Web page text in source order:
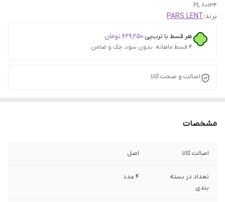
PL 80134
برند:PARS LENT
هر قسط با ترب‌پی:۶۲۹٬۲۵۰ تومان
۴ قسط ماهانه. بدون سود، چک و ضامن.
اصالت و صحت کالا
مشخصات
اصالت کالا اصل
تعداد در بسته
بندی
4 عدد